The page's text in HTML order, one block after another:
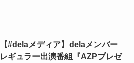
【#delaメディア】delaメンバー
レギュラー出演番組『AZPプレゼ